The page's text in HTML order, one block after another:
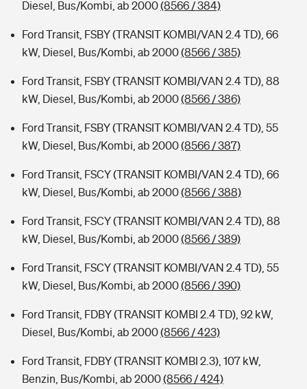
Diesel, Bus/Kombi, ab 2000(8566 / 384)
Ford Transit, FSBY (TRANSIT KOMBI/VAN 2.4 TD), 66
kW, Diesel, Bus/Kombi, ab 2000(8566 / 385)
Ford Transit, FSBY (TRANSIT KOMBI/VAN 2.4 TD), 88
kW, Diesel, Bus/Kombi, ab 2000(8566 / 386)
Ford Transit, FSBY (TRANSIT KOMBI/VAN 2.4 TD), 55
kW, Diesel, Bus/Kombi, ab 2000(8566 / 387)
Ford Transit, FSCY (TRANSIT KOMBI/VAN 2.4 TD), 66
kW, Diesel, Bus/Kombi, ab 2000(8566 / 388)
Ford Transit, FSCY (TRANSIT KOMBI/VAN 2.4 TD), 88
kW, Diesel, Bus/Kombi, ab 2000(8566 / 389)
Ford Transit, FSCY (TRANSIT KOMBI/VAN 2.4 TD), 55
kW, Diesel, Bus/Kombi, ab 2000(8566 / 390)
Ford Transit, FDBY (TRANSIT KOMBI 2.4 TD), 92 kW,
Diesel, Bus/Kombi, ab 2000(8566 / 423)
Ford Transit, FDBY (TRANSIT KOMBI 2.3), 107 kW,
Benzin, Bus/Kombi, ab 2000(8566 / 424)